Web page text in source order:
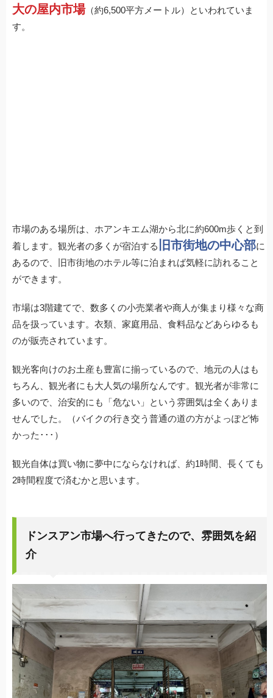
大の屋内市場（約6,500平方メートル）といわれていま
す。
市場のある場所は、ホアンキエム湖から北に約600m歩くと到
着します。観光者の多くが宿泊する
旧市街地の中心部に
あるので、旧市街地のホテル等に泊まれば気軽に訪れること
ができます。
市場は3階建てで、数多くの小売業者や商人が集まり様々な商
品を扱っています。衣類、家庭用品、食料品などあらゆるも
のが販売されています。
観光客向けのお土産も豊富に揃っているので、地元の人はも
ちろん、観光者にも大人気の場所なんです。観光者が非常に
多いので、治安的にも「危ない」という雰囲気は全くありま
せんでした。（バイクの行き交う普通の道の方がよっぽど怖
かった･･･）
観光自体は買い物に夢中にならなければ、約1時間、長くても
2時間程度で済むかと思います。
ドンスアン市場へ行ってきたので、雰囲気を紹
介